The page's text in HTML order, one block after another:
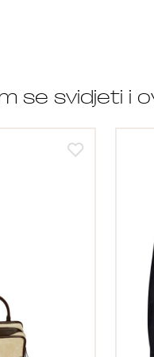
se svidjeti i